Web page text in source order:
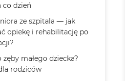
co dzień
ze szpitala — jak
opiekę i rehabilitację po
zęby małego dziecka?
rodziców